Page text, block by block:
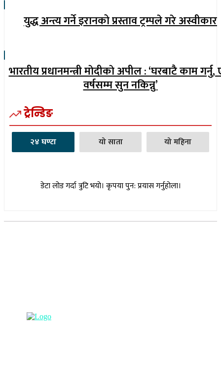
युद्ध अन्त्य गर्ने इरानको प्रस्ताव ट्रम्पले गरे अस्वीकार
भारतीय प्रधानमन्त्री माेदीकाे अपील : ‘घरबाटै काम
वर्षसम्म सुन नकिन्नु’
ट्रेन्डिङ
२४ घण्टा यो साता यो महिना
डेटा लोड गर्दा त्रुटि भयो। कृपया पुन: प्रयास गर्नुहोला।